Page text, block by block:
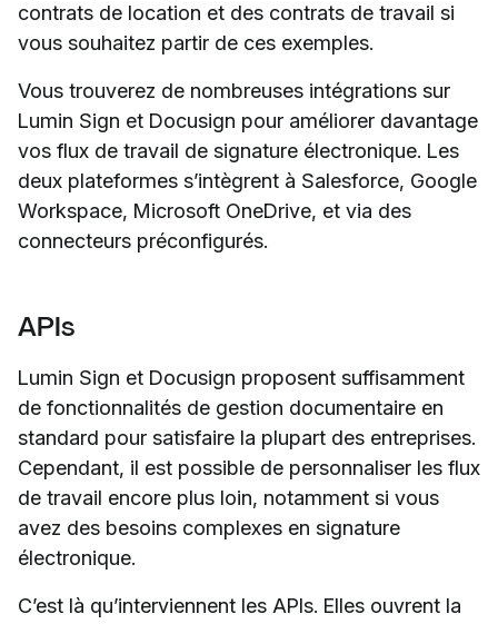
contrats de location et des contrats de travail si
vous souhaitez partir de ces exemples.
Vous trouverez de nombreuses intégrations sur
Lumin Sign et Docusign pour améliorer davantage
vos flux de travail de signature électronique. Les
deux plateformes s’intègrent à Salesforce, Google
Workspace, Microsoft OneDrive, et via des
connecteurs préconfigurés.
APIs
Lumin Sign et Docusign proposent suffisamment
de fonctionnalités de gestion documentaire en
standard pour satisfaire la plupart des entreprises.
Cependant, il est possible de personnaliser les flux
de travail encore plus loin, notamment si vous
avez des besoins complexes en signature
électronique.
C’est là qu’interviennent les APIs. Elles ouvrent la